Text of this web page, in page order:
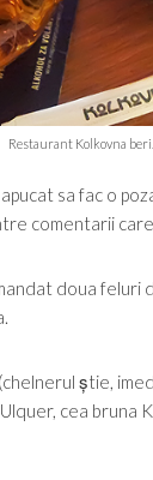
Restaurant Kolkovna beri.
sa fac o
comentarii
doua
știe,
cea bruna